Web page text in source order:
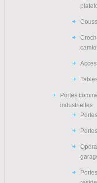
Portes
industrielles